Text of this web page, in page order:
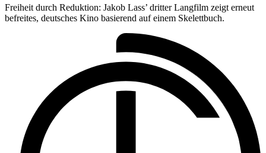
Freiheit durch Reduktion: Jakob Lass’ dritter Langfilm zeigt erneut
befreites, deutsches Kino basierend auf einem Skelettbuch.